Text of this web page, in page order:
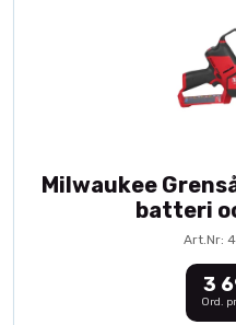
Milwaukee
batteri
Art.Nr:
3
Ord.